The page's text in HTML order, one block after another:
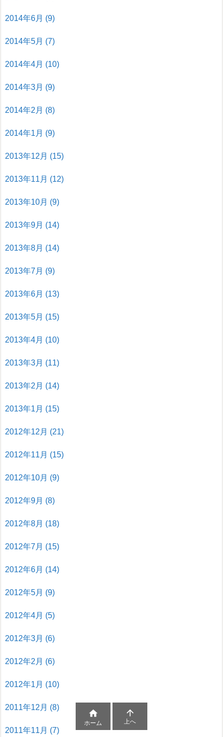
2014年6月 (9)
2014年5月 (7)
2014年4月 (10)
2014年3月 (9)
2014年2月 (8)
2014年1月 (9)
2013年12月 (15)
2013年11月 (12)
2013年10月 (9)
2013年9月 (14)
2013年8月 (14)
2013年7月 (9)
2013年6月 (13)
2013年5月 (15)
2013年4月 (10)
2013年3月 (11)
2013年2月 (14)
2013年1月 (15)
2012年12月 (21)
2012年11月 (15)
2012年10月 (9)
2012年9月 (8)
2012年8月 (18)
2012年7月 (15)
2012年6月 (14)
2012年5月 (9)
2012年4月 (5)
2012年3月 (6)
2012年2月 (6)
2012年1月 (10)
2011年12月 (8)
2011年11月 (7)

ホーム

上へ